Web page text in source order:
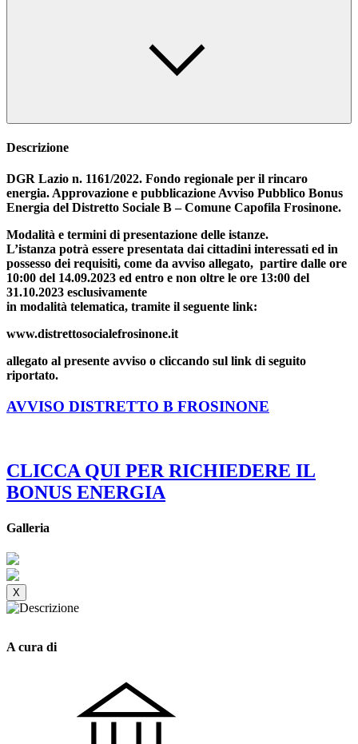
Descrizione
DGR Lazio n. 1161/2022. Fondo regionale per il rincaro
energia. Approvazione e pubblicazione Avviso Pubblico Bonus
Energia del Distretto Sociale B – Comune Capofila Frosinone.
Modalità e termini di presentazione delle istanze.
L’istanza potrà essere presentata dai cittadini interessati ed in
possesso dei requisiti, come da avviso allegato, partire dalle ore
10:00 del 14.09.2023 ed entro e non oltre le ore 13:00 del
31.10.2023 esclusivamente
in modalità telematica, tramite il seguente link:
www.distrettosocialefrosinone.it
allegato al presente avviso o cliccando sul link di seguito
riportato.
AVVISO DISTRETTO B FROSINONE
CLICCA QUI PER RICHIEDERE IL
BONUS ENERGIA
Galleria
X
A cura di